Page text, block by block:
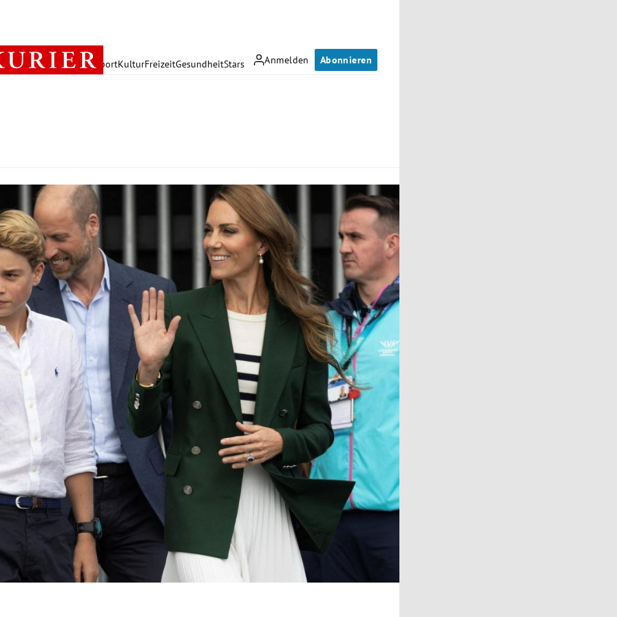
Anmelden Abonnieren
PolitikWirtschaft SportKulturFreizeitGesundheitStars